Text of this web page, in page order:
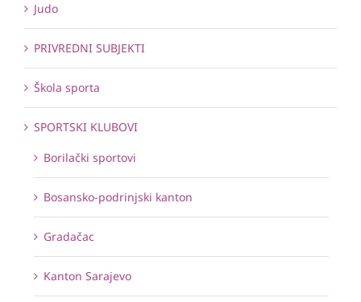
Judo
PRIVREDNI SUBJEKTI
Škola sporta
SPORTSKI KLUBOVI
Borilački sportovi
Bosansko-podrinjski kanton
Gradačac
Kanton Sarajevo